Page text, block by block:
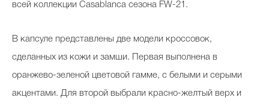
всей коллекции Casablanca сезона FW-21.
В капсуле представлены две модели кроссовок,
сделанных из кожи и замши. Первая выполнена в
оранжево-зеленой цветовой гамме, с белыми и серыми
акцентами. Для второй выбрали красно-желтый верх и